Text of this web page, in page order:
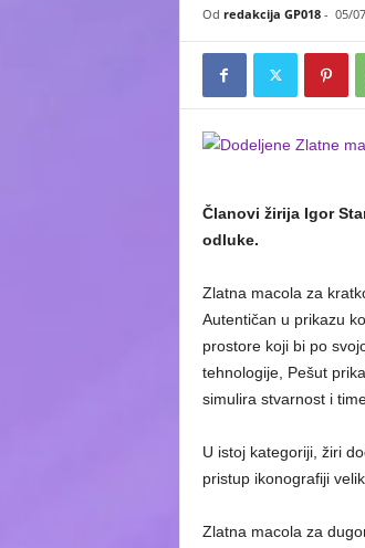
Od redakcija GP018- 05/
Članovi žirija Igor
odluke.
Zlatna macola za
Autentičan u prikazu
prostore koji bi po
tehnologije, Pešut
simulira stvarnost i
U istoj kategoriji, žiri
pristup ikonografiji
Zlatna macola za